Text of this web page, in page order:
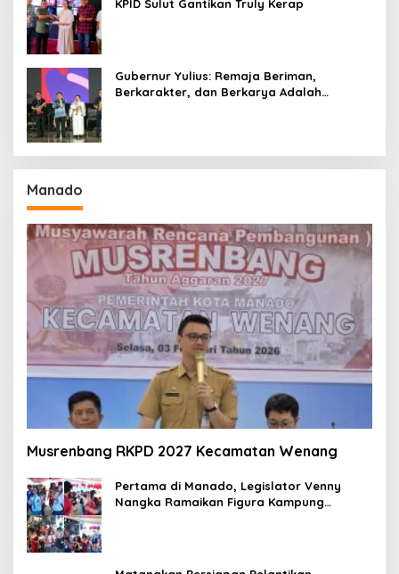
KPID Sulut Gantikan Truly Kerap
Gubernur Yulius: Remaja Beriman,
Berkarakter, dan Berkarya Adalah
Manado
Musrenbang RKPD 2027 Kecamatan Wenang
Pertama di Manado, Legislator Venny
Nangka Ramaikan Figura Kampung